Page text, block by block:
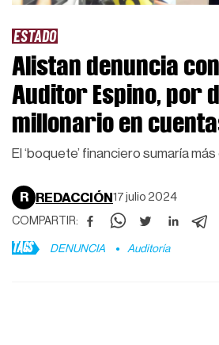
ESTADO
Alistan denuncia
Auditor Espino, por
millonario en
El ‘boquete’ financiero sumaría
R REDACCIÓN 17 julio 2024
COMPARTIR:
TAGS DENUNCIA Auditoría